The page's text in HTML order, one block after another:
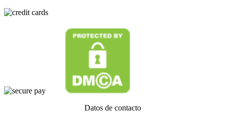
Datos de contacto